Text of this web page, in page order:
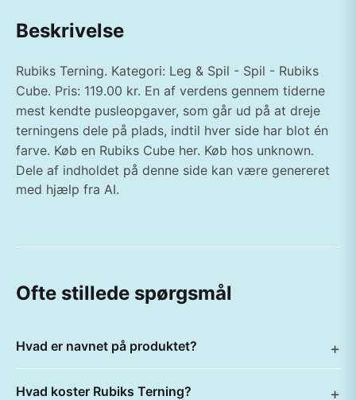
Beskrivelse
Rubiks Terning. Kategori: Leg & Spil - Spil - Rubiks
Cube. Pris: 119.00 kr. En af verdens gennem tiderne
mest kendte pusleopgaver, som går ud på at dreje
terningens dele på plads, indtil hver side har blot én
farve. Køb en Rubiks Cube her. Køb hos unknown.
Dele af indholdet på denne side kan være genereret
med hjælp fra AI.
Ofte stillede spørgsmål
Hvad er navnet på produktet?
Hvad koster Rubiks Terning?